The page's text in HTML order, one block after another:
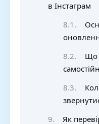
в Інстаграм
Що
Як